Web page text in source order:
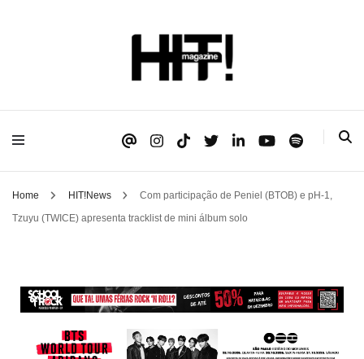
HIT!Magazine
Home HIT!News
Com participação de Peniel (BTOB) e pH-1,
Tzuyu (TWICE) apresenta tracklist de mini álbum solo